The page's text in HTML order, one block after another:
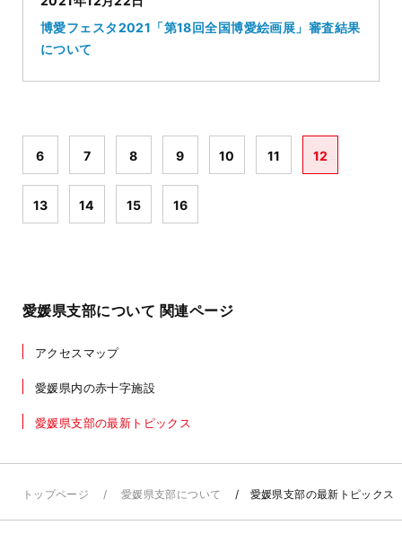
博愛フェスタ2021「第18回全国博愛絵画展」審査結果
について
6 7 8 9 10 11 12
13 14 15 16
愛媛県支部について 関連ページ
アクセスマップ
愛媛県内の赤十字施設
愛媛県支部の最新トピックス
トップページ 愛媛県支部について 愛媛県支部の最新トピックス